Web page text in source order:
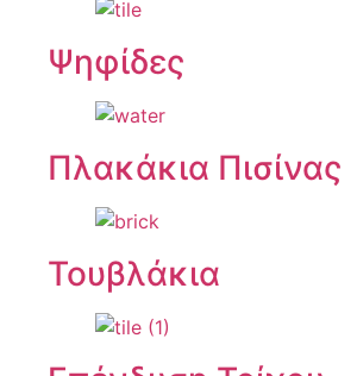
Ψηφίδες
Πλακάκια Πισίνας
Τουβλάκια